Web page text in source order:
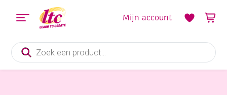
Producten
zoeken
Mijn account